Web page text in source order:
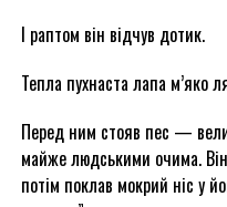
І раптом він відчув дотик.
Тепла пухнаста лапа м’яко
Перед ним стояв пес —
майже людськими очима.
потім поклав мокрий ніс у